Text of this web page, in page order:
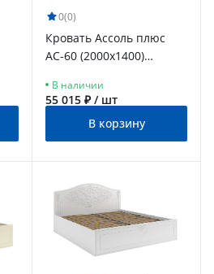
0(0)
Кровать Ассоль плюс
АС-60 (2000х1400)
В наличии
55 015 ₽ / шт
В корзину